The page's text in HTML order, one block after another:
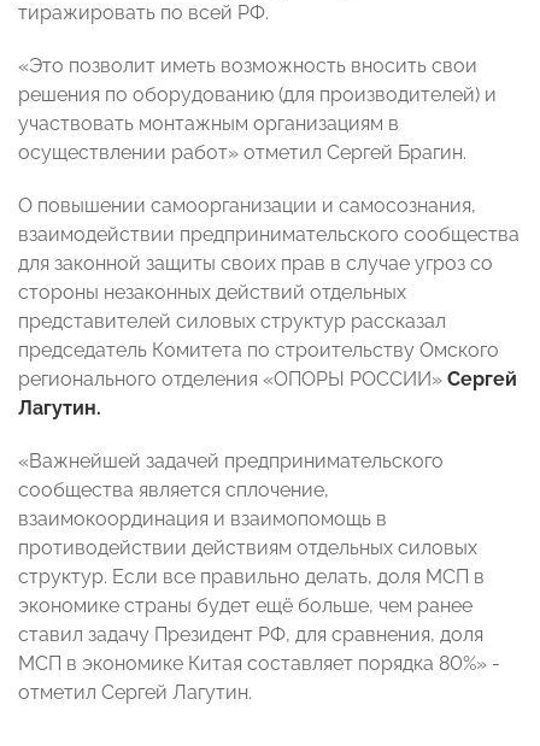
тиражировать по всей РФ.
«Это позволит иметь возможность вносить свои
решения по оборудованию (для производителей) и
участвовать монтажным организациям в
осуществлении работ» отметил Сергей Брагин.
О повышении самоорганизации и самосознания,
взаимодействии предпринимательского сообщества
для законной защиты своих прав в случае угроз со
стороны незаконных действий отдельных
представителей силовых структур рассказал
председатель Комитета по строительству Омского
регионального отделения «ОПОРЫ РОССИИ» Сергей
Лагутин.
«Важнейшей задачей предпринимательского
сообщества является сплочение,
взаимокоординация и взаимопомощь в
противодействии действиям отдельных силовых
структур. Если все правильно делать, доля МСП в
экономике страны будет ещё больше, чем ранее
ставил задачу Президент РФ, для сравнения, доля
МСП в экономике Китая составляет порядка 80%» -
отметил Сергей Лагутин.